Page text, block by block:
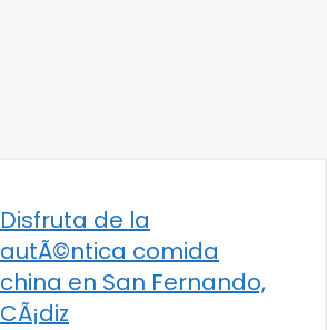
Disfruta de la
autÃ©ntica comida
china en San Fernando,
CÃ¡diz